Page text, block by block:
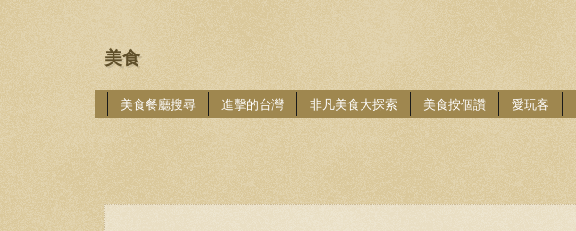
美食
美食餐廳搜尋 進擊的台灣 非凡美食大探索 美食按個讚 愛玩客